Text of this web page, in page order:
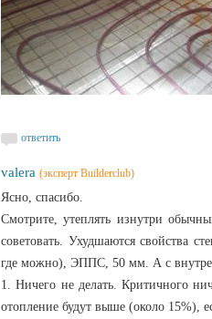
ответить
valera (эксперт Builderclub)
Ясно, спасибо.
Смотрите, утеплять изнутри
советовать. Ухудшаются свойства
где можно), ЭППС, 50 мм. А с
1. Ничего не делать. Критичного
отопление будут выше (около 15%),